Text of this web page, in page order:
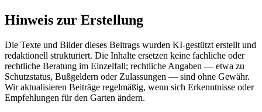
Hinweis zur Erstellung
Die Texte und Bilder dieses Beitrags wurden KI-gestützt erstellt und
redaktionell strukturiert. Die Inhalte ersetzen keine fachliche oder
rechtliche Beratung im Einzelfall; rechtliche Angaben — etwa zu
Schutzstatus, Bußgeldern oder Zulassungen — sind ohne Gewähr.
Wir aktualisieren Beiträge regelmäßig, wenn sich Erkenntnisse oder
Empfehlungen für den Garten ändern.